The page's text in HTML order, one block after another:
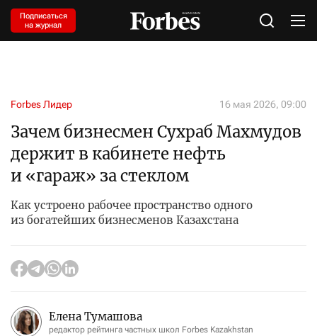
Подписаться
на журнал
Forbes Лидер 16 мая 2026, 09:00
Зачем бизнесмен Сухраб Махмудов
держит в кабинете нефть
и «гараж» за стеклом
Как устроено рабочее пространство одного
из богатейших бизнесменов Казахстана
Елена Тумашова
редактор рейтинга частных школ Forbes Kazakhstan